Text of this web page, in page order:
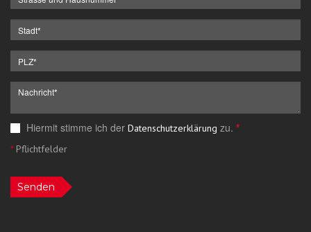
Hiermit stimme ich der Datenschutzerklärung zu. *
*Pflichtfelder
Senden